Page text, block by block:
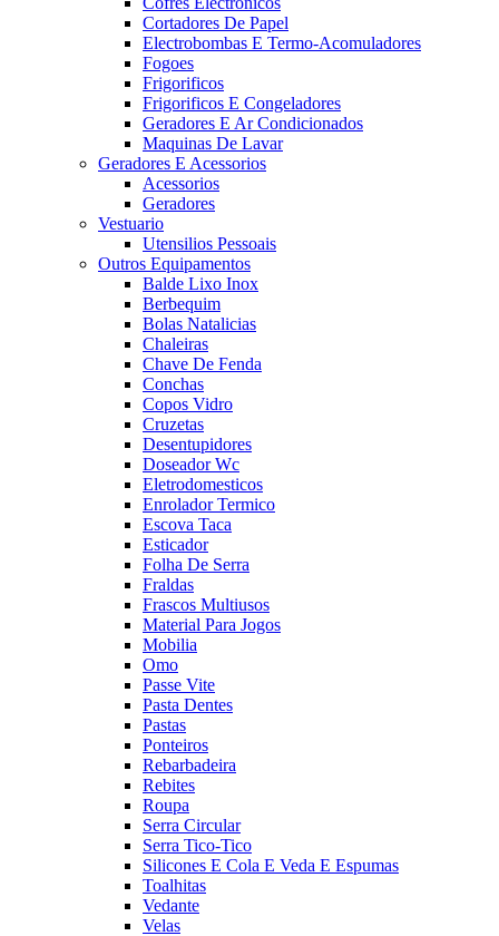
Cortadores De Papel
Electrobombas E Termo-Acomuladores
Fogoes
Frigorificos
Frigorificos E Congeladores
Geradores E Ar Condicionados
Maquinas De Lavar
Geradores E Acessorios
Acessorios
Geradores
Vestuario
Utensilios Pessoais
Outros Equipamentos
Balde Lixo Inox
Berbequim
Bolas Natalicias
Chaleiras
Chave De Fenda
Conchas
Copos Vidro
Cruzetas
Desentupidores
Doseador Wc
Eletrodomesticos
Enrolador Termico
Escova Taca
Esticador
Folha De Serra
Fraldas
Frascos Multiusos
Material Para Jogos
Mobilia
Omo
Passe Vite
Pasta Dentes
Pastas
Ponteiros
Rebarbadeira
Rebites
Roupa
Serra Circular
Serra Tico-Tico
Silicones E Cola E Veda E Espumas
Toalhitas
Vedante
Velas